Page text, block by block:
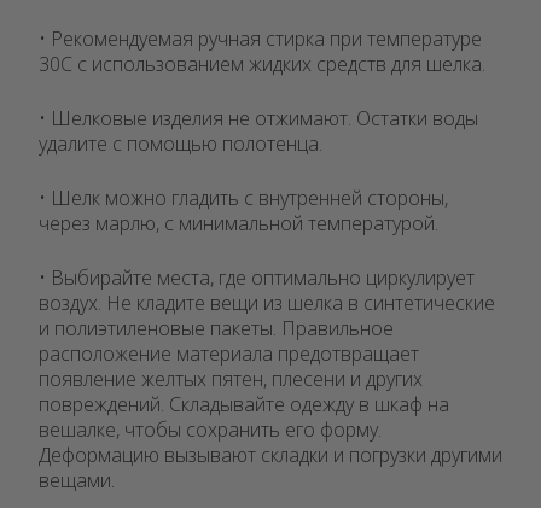
• Рекомендуемая ручная стирка при температуре
30С с использованием жидких средств для шелка.
• Шелковые изделия не отжимают. Остатки воды
удалите с помощью полотенца.
• Шелк можно гладить с внутренней стороны,
через марлю, с минимальной температурой.
• Выбирайте места, где оптимально циркулирует
воздух. Не кладите вещи из шелка в синтетические
и полиэтиленовые пакеты. Правильное
расположение материала предотвращает
появление желтых пятен, плесени и других
повреждений. Складывайте одежду в шкаф на
вешалке, чтобы сохранить его форму.
Деформацию вызывают складки и погрузки другими
вещами.